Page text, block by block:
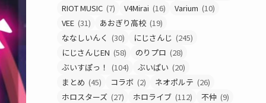
RIOT MUSIC (7) V4Mirai (16) Varium (10)
VEE (31) あおぎり高校 (19)
ななしいんく (30) にじさんじ (245)
にじさんじEN (58) のりプロ (28)
ぶいすぽっ！
(104) ぶいぱい (20)
まとめ (45) コラボ (2) ネオポルテ (26)
ホロスターズ (27) ホロライブ (112) 不仲 (9)